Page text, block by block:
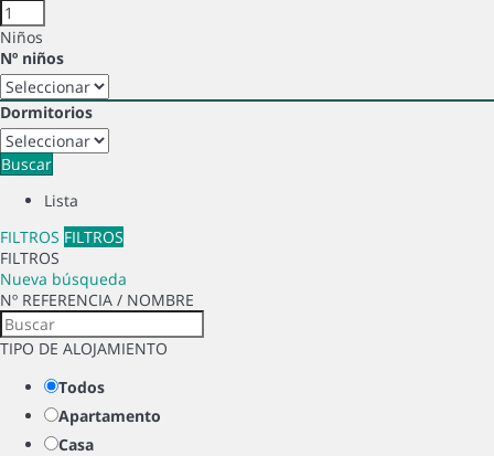
Niños
Nº niños
Dormitorios
Buscar
Lista
FILTROS FILTROS
FILTROS
Nueva búsqueda
Nº REFERENCIA / NOMBRE
TIPO DE ALOJAMIENTO
Todos
Apartamento
Casa